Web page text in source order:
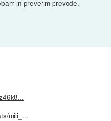
in preverim prevode.
mili_...